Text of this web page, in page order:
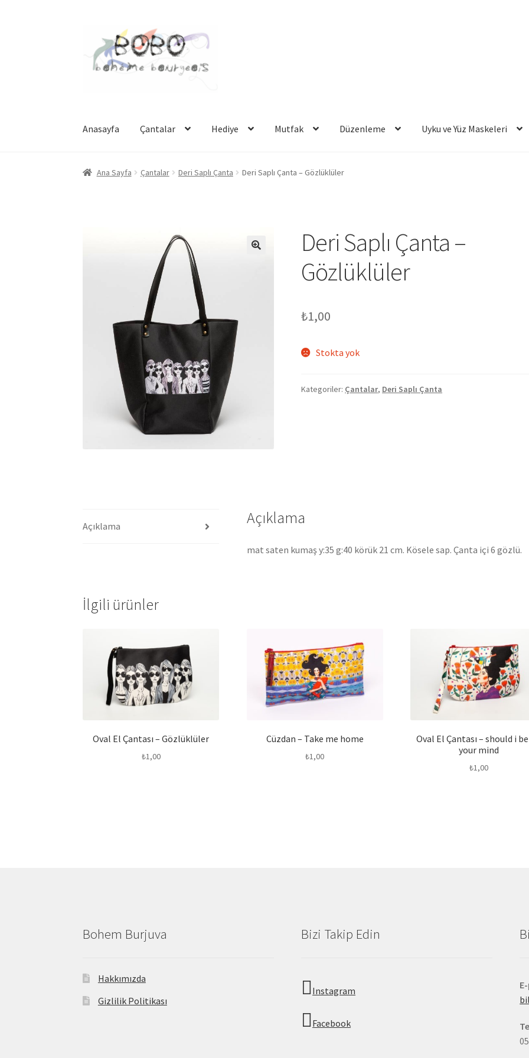
Dolaşıma
Anasayfa Çantalar Hediye Mutfak Düzenleme Uyku ve Yüz Maskeleri
Ana Sayfa Çantalar Deri Saplı Çanta Deri Saplı Çanta – Gözlüklüler
Deri Saplı Çanta –
Gözlüklüler
₺1,00
Stokta yok
Kategoriler: Çantalar, Deri Saplı Çanta
Açıklama Açıklama
mat saten kumaş y:35 g:40 körük 21 cm. Kösele sap. Çanta içi 6 gözlü.
İlgili ürünler
Oval El Çantası – Gözlüklüler
₺1,00
Cüzdan – Take me home
₺1,00
Oval El Çantası – should i
your mind
₺1,00
Bohem Burjuva
Hakkımızda
Gizlilik Politikası
Bizi Takip Edin
Instagram
Facebook